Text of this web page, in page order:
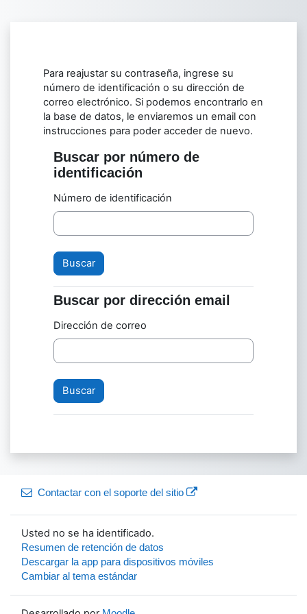
Para reajustar su contraseña, ingrese su
número de identificación o su dirección de
correo electrónico. Si podemos encontrarlo en
la base de datos, le enviaremos un email con
instrucciones para poder acceder de nuevo.
Buscar por número de identificación
Buscar por número de
identificación
Número de identificación
Buscar por dirección email
Buscar por dirección email
Dirección de correo
Contactar con el soporte del sitio
Usted no se ha identificado.
Resumen de retención de datos
Descargar la app para dispositivos móviles
Cambiar al tema estándar